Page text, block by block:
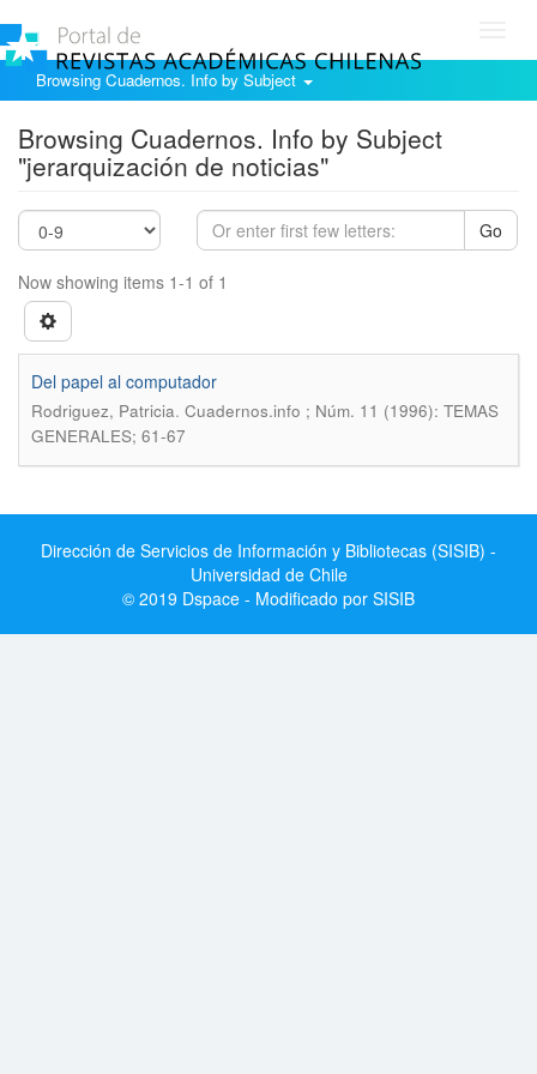
Browsing Cuadernos. Info by Subject
Browsing Cuadernos. Info by Subject
"jerarquización de noticias"
Go
Now showing items 1-1 of 1
Del papel al computador
Rodriguez, Patricia. Cuadernos.info ; Núm. 11 (1996): TEMAS
GENERALES; 61-67
Dirección de Servicios de Información y Bibliotecas (SISIB) -
Universidad de Chile
© 2019 Dspace - Modificado por SISIB